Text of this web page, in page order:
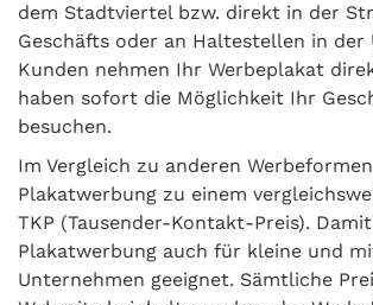
dem Stadtviertel bzw. direkt in der
Geschäfts oder an Haltestellen in der
Kunden nehmen Ihr Werbeplakat
haben sofort die Möglichkeit Ihr
besuchen.
Im Vergleich zu anderen
Plakatwerbung zu einem
TKP (Tausender-Kontakt-Preis).
Plakatwerbung auch für kleine und
Unternehmen geeignet. Sämtliche